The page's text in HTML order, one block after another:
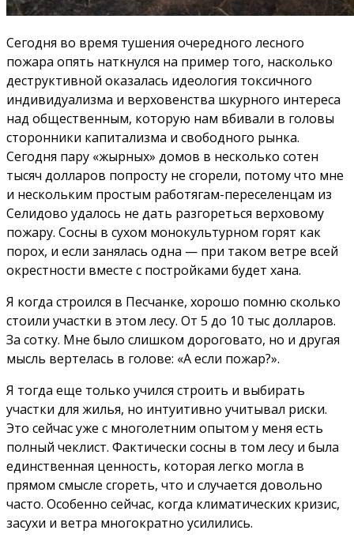
Сегодня во время тушения очередного лесного
пожара опять наткнулся на пример того, насколько
деструктивной оказалась идеология токсичного
индивидуализма и верховенства шкурного интереса
над общественным, которую нам вбивали в головы
сторонники капитализма и свободного рынка.
Сегодня пару «жырных» домов в несколько сотен
тысяч долларов попросту не сгорели, потому что мне
и нескольким простым работягам-переселенцам из
Селидово удалось не дать разгореться верховому
пожару. Сосны в сухом монокультурном горят как
порох, и если занялась одна — при таком ветре всей
окрестности вместе с постройками будет хана.
Я когда строился в Песчанке, хорошо помню сколько
стоили участки в этом лесу. От 5 до 10 тыс долларов.
За сотку. Мне было слишком дороговато, но и другая
мысль вертелась в голове: «А если пожар?».
Я тогда еще только учился строить и выбирать
участки для жилья, но интуитивно учитывал риски.
Это сейчас уже с многолетним опытом у меня есть
полный чеклист. Фактически сосны в том лесу и была
единственная ценность, которая легко могла в
прямом смысле сгореть, что и случается довольно
часто. Особенно сейчас, когда климатических кризис,
засухи и ветра многократно усилились.